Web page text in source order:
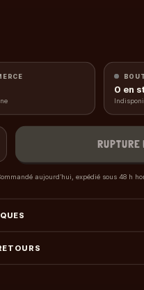
0 en
RUPTURE
aujourd’hui, expédié sous 48 h